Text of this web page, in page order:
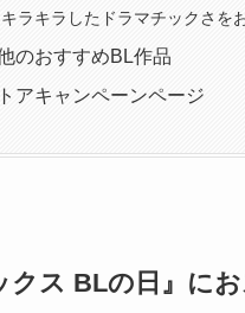
キラキラしたドラマチックさを
のおすすめBL作品
アキャンペーンページ
クス BLの日』に